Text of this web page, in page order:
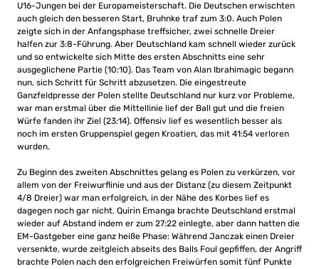
U16-Jungen bei der Europameisterschaft. Die Deutschen erwischten
auch gleich den besseren Start, Bruhnke traf zum 3:0. Auch Polen
zeigte sich in der Anfangsphase treffsicher, zwei schnelle Dreier
halfen zur 3:8-Führung. Aber Deutschland kam schnell wieder zurück
und so entwickelte sich Mitte des ersten Abschnitts eine sehr
ausgeglichene Partie (10:10). Das Team von Alan Ibrahimagic begann
nun, sich Schritt für Schritt abzusetzen. Die eingestreute
Ganzfeldpresse der Polen stellte Deutschland nur kurz vor Probleme,
war man erstmal über die Mittellinie lief der Ball gut und die freien
Würfe fanden ihr Ziel (23:14). Offensiv lief es wesentlich besser als
noch im ersten Gruppenspiel gegen Kroatien, das mit 41:54 verloren
wurden.
Zu Beginn des zweiten Abschnittes gelang es Polen zu verkürzen, vor
allem von der Freiwurflinie und aus der Distanz (zu diesem Zeitpunkt
4/8 Dreier) war man erfolgreich, in der Nähe des Korbes lief es
dagegen noch gar nicht. Quirin Emanga brachte Deutschland erstmal
wieder auf Abstand indem er zum 27:22 einlegte, aber dann hatten die
EM-Gastgeber eine ganz heiße Phase: Während Janczak einen Dreier
versenkte, wurde zeitgleich abseits des Balls Foul gepfiffen, der Angriff
brachte Polen nach den erfolgreichen Freiwürfen somit fünf Punkte